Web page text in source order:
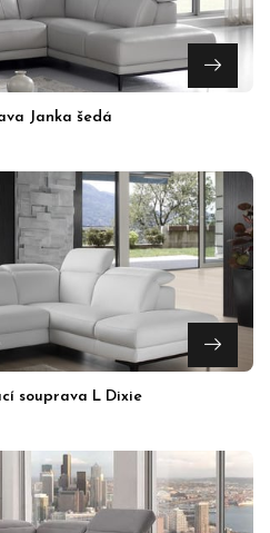
Janka šedá
souprava L Dixie